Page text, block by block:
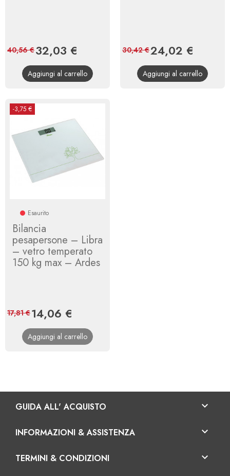
Prezzo
32,03 €
base
40,56 €
Aggiungi al carrello
Prezzo
24,02 €
base
30,42 €
Aggiungi al carrello
-3,75 €
Esaurito
Bilancia
pesapersone – Libra
– vetro temperato
150 kg max – Ardes
Prezzo
14,06 €
base
17,81 €
Aggiungi al carrello
GUIDA ALL' ACQUISTO 
INFORMAZIONI & ASSISTENZA 
TERMINI & CONDIZIONI 